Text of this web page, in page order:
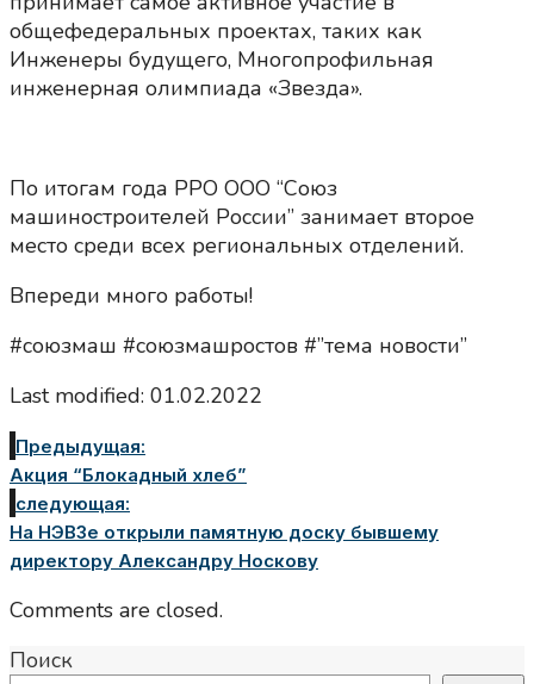
общефедеральных проектах, таких как
Инженеры будущего, Многопрофильная
инженерная олимпиада «Звезда».
По итогам года РРО ООО “Союз
машиностроителей России” занимает второе
место среди всех региональных отделений.
Впереди много работы!
#союзмаш #союзмашростов #”тема новости”
Last modified: 01.02.2022
Предыдущая:
Акция “Блокадный хлеб”
следующая:
На НЭВЗе открыли памятную доску бывшему
директору Александру Носкову
Comments are closed.
Поиск